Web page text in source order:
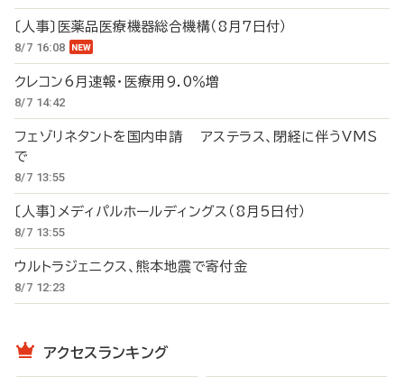
〔人事〕医薬品医療機器総合機構（8月7日付）
8/7 16:08
クレコン6月速報・医療用9.0％増
8/7 14:42
フェゾリネタントを国内申請 アステラス、閉経に伴うVMS
で
8/7 13:55
〔人事〕メディパルホールディングス（8月5日付）
8/7 13:55
ウルトラジェニクス、熊本地震で寄付金
8/7 12:23
アクセスランキング